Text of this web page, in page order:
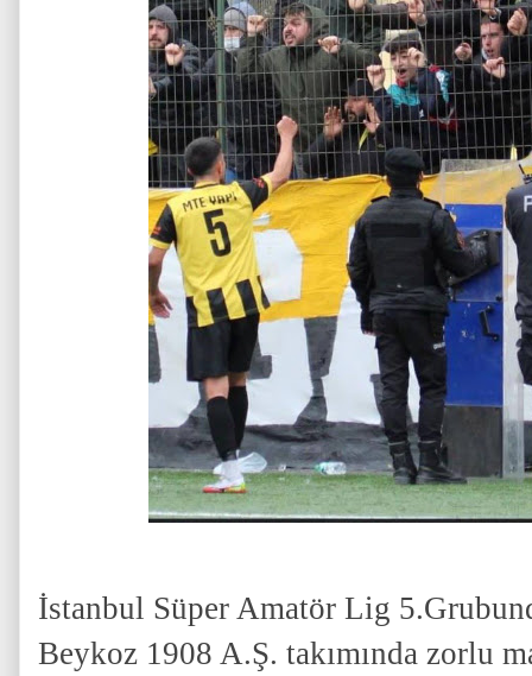
İstanbul Süper Amatör Lig
Beykoz 1908 A.Ş. takımında zorlu